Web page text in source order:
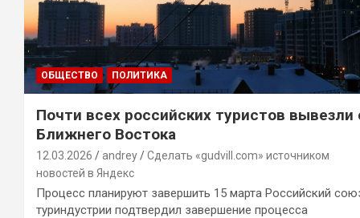
ОБЩЕСТВО ПОЛИТИКА
Почти всех российских туристов вывезли
Ближнего Востока
12.03.2026 andrey
Сделать «gudvill.com» источником
новостей в Яндекс
Процесс планируют завершить 15 марта Российский
туриндустрии подтвердил завершение процесса